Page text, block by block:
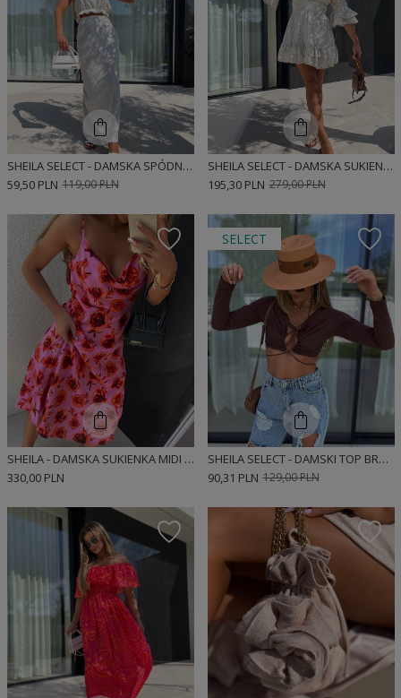
SHEILA SELECT - DAMSKA SPÓDNICA BEŻOWA 'VERA'
119,00 PLN
59,50 PLN
SHEILA SELECT - DAMSKA SUKIENKA BEŻOWA AŻUROWA Z GUMĄ W PASIE 'AFRODYTA'
279,00 PLN
195,30 PLN
SHEILA - DAMSKA SUKIENKA MIDI RÓŻOWA W RÓŻE 'CHRISTINE'
330,00 PLN
SELECT
SHEILA SELECT - DAMSKI TOP BRĄZOWY KRÓTKI Z WYCIĘCIAMI 'MAGNUM CHOCOLATE'
129,00 PLN
90,31 PLN